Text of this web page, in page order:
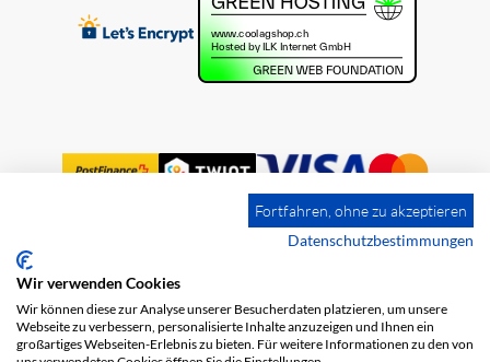
Impressum
Datenschutz
Fortfahren, ohne zu akzeptieren
Datenschutzbestimmungen
Wir verwenden Cookies
Wir können diese zur Analyse unserer Besucherdaten platzieren, um unsere
Webseite zu verbessern, personalisierte Inhalte anzuzeigen und Ihnen ein
großartiges Webseiten-Erlebnis zu bieten. Für weitere Informationen zu den von